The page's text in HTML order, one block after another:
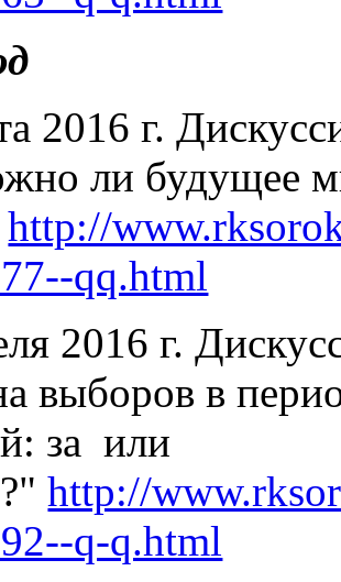
2016 г.
ли будущее
http://
qq.html
2016 г.
выборов в
за или
http://
q-q.html